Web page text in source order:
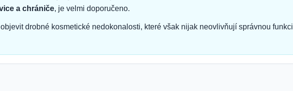
a chrániče, je velmi doporučeno.
drobné kosmetické nedokonalosti, které však nijak neovlivňují správnou funkci